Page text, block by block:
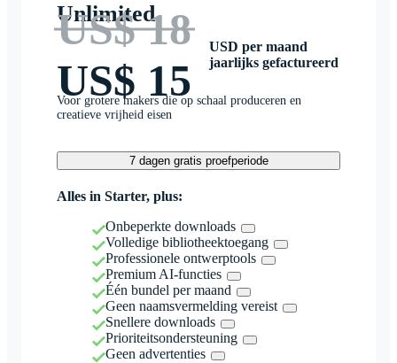
Unlimited
US$ 18
US$ 15
USD per maand
jaarlijks gefactureerd
Voor grotere makers die op schaal produceren en
creatieve vrijheid eisen
7 dagen gratis proefperiode
Alles in Starter, plus:
Onbeperkte downloads
Volledige bibliotheektoegang
Professionele ontwerptools
Premium AI-functies
Één bundel per maand
Geen naamsvermelding vereist
Snellere downloads
Prioriteitsondersteuning
Geen advertenties